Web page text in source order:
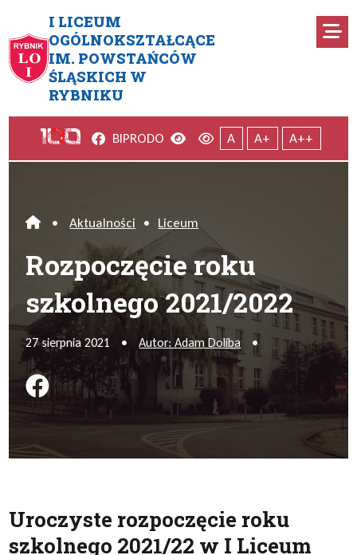
I LICEUM
OGÓLNOKSZTAŁCĄCE
IM. POWSTAŃCÓW
ŚLĄSKICH W
RYBNIKU
Rozpoczęcie roku szkolnego
Facebook
BIPRODO Wersja kontrastowa
Wersja domyślna
A A+ A++
Home
• Aktualności • Liceum
Rozpoczęcie roku
szkolnego 2021/2022
27 sierpnia 2021 • Autor: Adam Doliba •
Podziel się na FB
Uroczyste rozpoczęcie roku
szkolnego 2021/22 w I Liceum